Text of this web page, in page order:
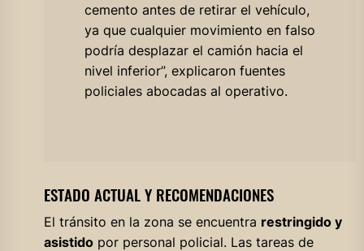
cemento antes de retirar el vehículo,
ya que cualquier movimiento en falso
podría desplazar el camión hacia el
nivel inferior”, explicaron fuentes
policiales abocadas al operativo.
ESTADO ACTUAL Y RECOMENDACIONES
El tránsito en la zona se encuentra restringido y
asistidopor personal policial. Las tareas de